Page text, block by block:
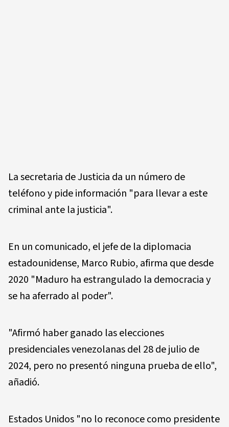
La secretaria de Justicia da un número de
teléfono y pide información "para llevar a este
criminal ante la justicia".
En un comunicado, el jefe de la diplomacia
estadounidense, Marco Rubio, afirma que desde
2020 "Maduro ha estrangulado la democracia y
se ha aferrado al poder".
"Afirmó haber ganado las elecciones
presidenciales venezolanas del 28 de julio de
2024, pero no presentó ninguna prueba de ello",
añadió.
Estados Unidos "no lo reconoce como presidente